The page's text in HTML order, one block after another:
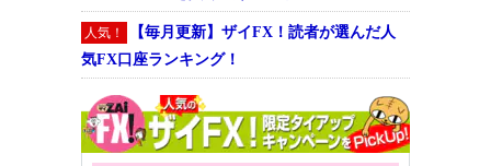
人気！
【毎月更新】ザイFX！読者が選んだ人
気FX口座ランキング！